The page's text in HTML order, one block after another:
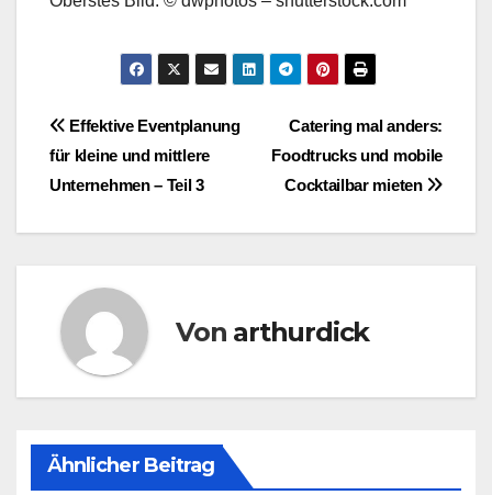
BeitragsnavigationCatering mal anders:
Foodtrucks und mobile
Cocktailbar mieten
Effektive Eventplanung
für kleine und mittlere
Unternehmen – Teil 3
Von arthurdick
Ähnlicher Beitrag